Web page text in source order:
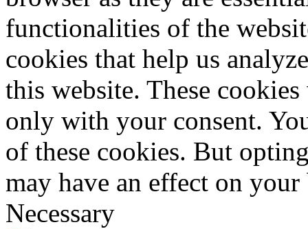
functionalities of the
cookies that help us
this website. These
only with your consent.
of these cookies. But
may have an effect on
Necessary